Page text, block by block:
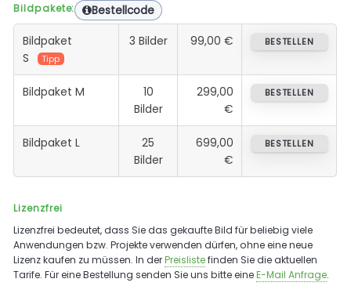
Bildpakete: Bestellcode
Bildpaket
S
Tipp
3 Bilder 99,00 € BESTELLEN
Bildpaket M
10
Bilder
299,00
€
BESTELLEN
Bildpaket L
25
Bilder
699,00
€
BESTELLEN
Lizenzfrei
Lizenzfrei bedeutet, dass Sie das gekaufte Bild für beliebig viele
Anwendungen bzw. Projekte verwenden dürfen, ohne eine neue
Lizenz kaufen zu müssen. In derPreislistefinden Sie die aktuellen
Tarife. Für eine Bestellung senden Sie uns bitte eineE-Mail Anfrage.